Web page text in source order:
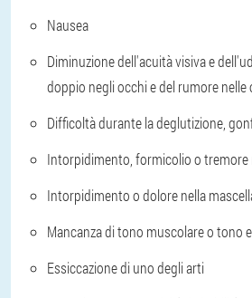
Nausea
Diminuzione dell'acuità visiva e
doppio negli occhi e del rumore nelle
Difficoltà durante la deglutizione,
Intorpidimento, formicolio o tremore
Intorpidimento o dolore nella
Mancanza di tono muscolare o tono
Essiccazione di uno degli arti